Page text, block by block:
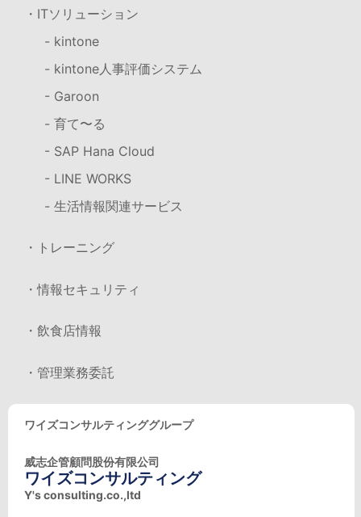
・ITソリューション
- kintone
- kintone人事評価システム
- Garoon
- 育て〜る
- SAP Hana Cloud
- LINE WORKS
- 生活情報関連サービス
・トレーニング
・情報セキュリティ
・飲食店情報
・管理業務委託
ワイズコンサルティンググループ
威志企管顧問股份有限公司
ワイズコンサルティング
Y's consulting.co.,ltd